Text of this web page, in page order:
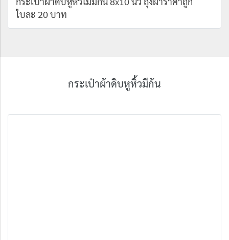
ใบละ 20 บาท
กระเป๋าผ้าดิบหูหิ้วมีก้น